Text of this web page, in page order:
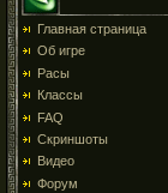
Главная страница
Об игре
Раcы
Клаccы
FAQ
Скриншоты
Видео
Форум